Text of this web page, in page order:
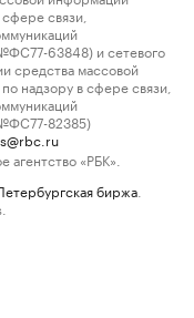
связи,
63848) и сетевого
средства массовой
надзору в сфере связи,
82385)
«РБК».
биржа